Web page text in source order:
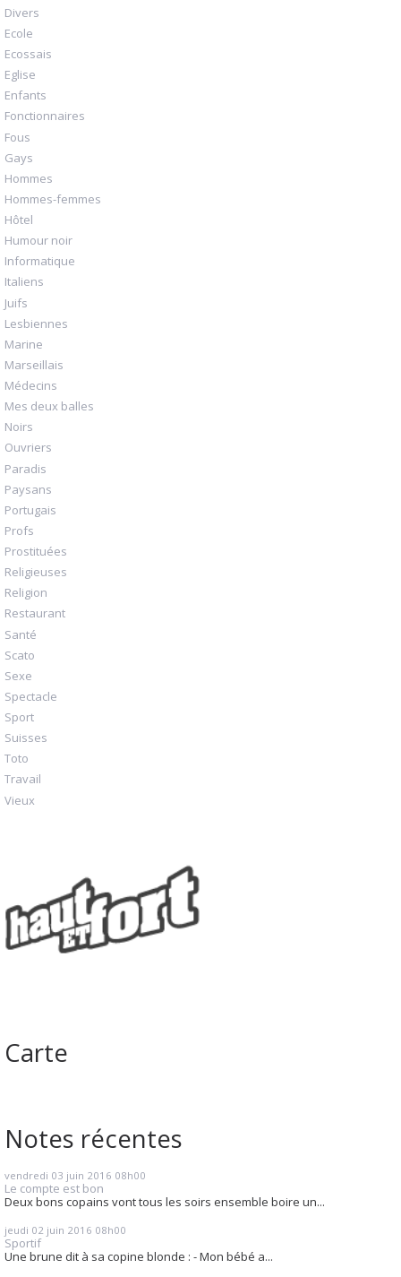
Divers
Ecole
Ecossais
Eglise
Enfants
Fonctionnaires
Fous
Gays
Hommes
Hommes-femmes
Hôtel
Humour noir
Informatique
Italiens
Juifs
Lesbiennes
Marine
Marseillais
Médecins
Mes deux balles
Noirs
Ouvriers
Paradis
Paysans
Portugais
Profs
Prostituées
Religieuses
Religion
Restaurant
Santé
Scato
Sexe
Spectacle
Sport
Suisses
Toto
Travail
Vieux
Carte
Notes récentes
vendredi 03 juin 2016 08h00
Le compte est bon
Deux bons copains vont tous les soirs ensemble boire un...
jeudi 02 juin 2016 08h00
Sportif
Une brune dit à sa copine blonde : - Mon bébé a...